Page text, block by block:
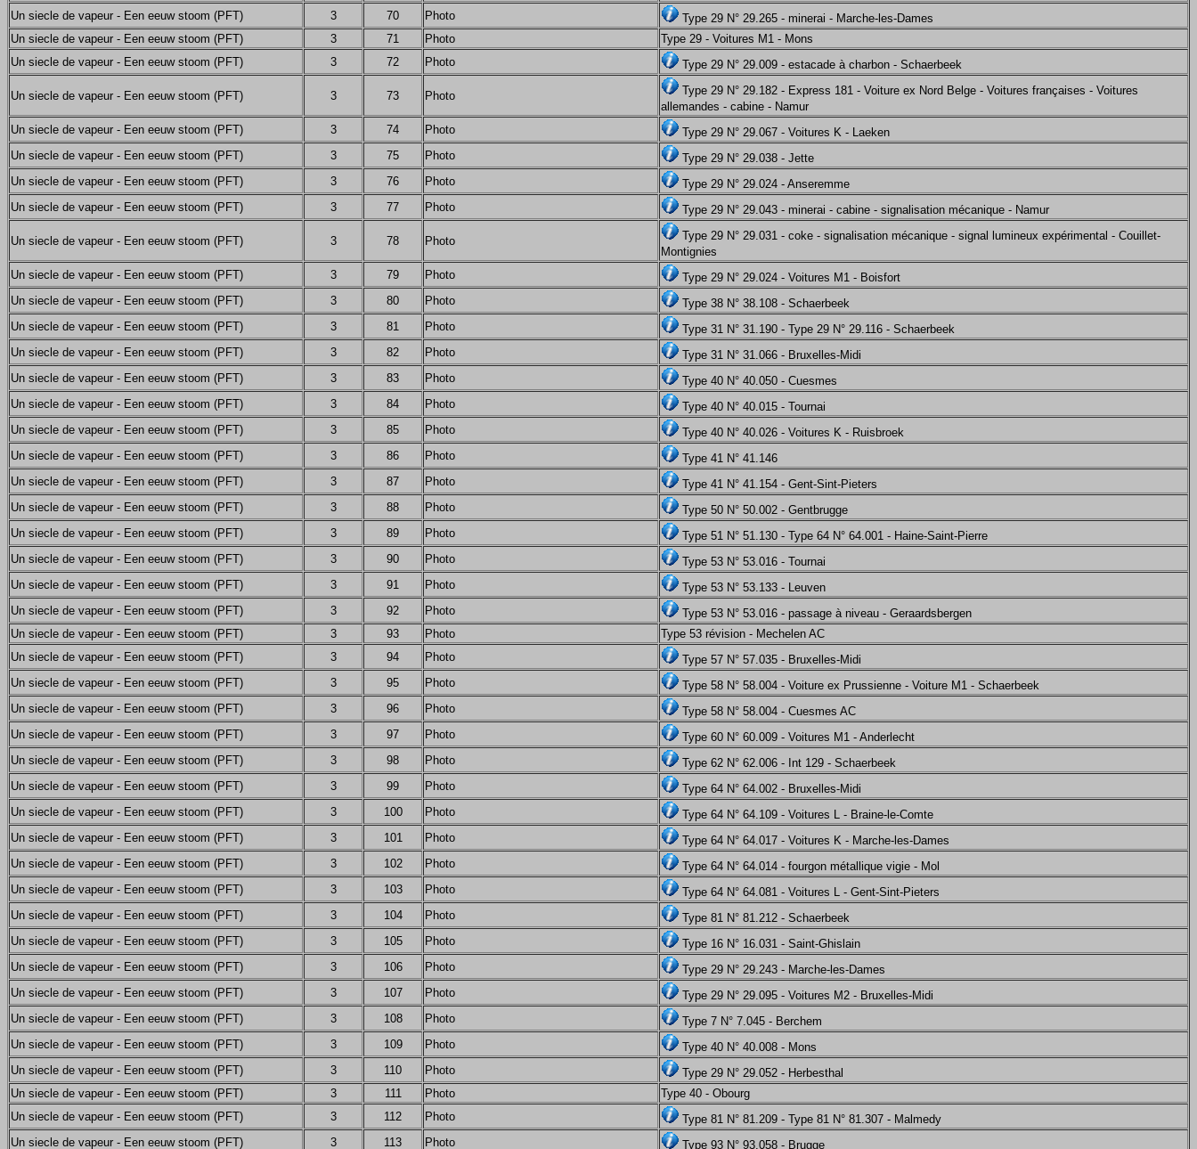
Un siecle de vapeur - Een eeuw stoom (PFT)
3 70 Photo
Type 29 N° 29.265 - minerai - Marche-les-Dames
Un siecle de vapeur - Een eeuw stoom (PFT)
3 71 Photo
Type 29 - Voitures M1 - Mons
Un siecle de vapeur - Een eeuw stoom (PFT)
3 72 Photo Type 29 N° 29.009 - estacade à charbon - Schaerbeek
Un siecle de vapeur - Een eeuw stoom (PFT) 3 73 Photo
Type 29 N° 29.182 - Express 181 - Voiture ex Nord Belge - Voitures françaises - Voitures
allemandes - cabine - Namur
Un siecle de vapeur - Een eeuw stoom (PFT)
3 74 Photo
Type 29 N° 29.067 - Voitures K - Laeken
Un siecle de vapeur - Een eeuw stoom (PFT)
3 75 Photo
Type 29 N° 29.038 - Jette
Un siecle de vapeur - Een eeuw stoom (PFT)
3 76 Photo
Type 29 N° 29.024 - Anseremme
Un siecle de vapeur - Een eeuw stoom (PFT)
3 77 Photo Type 29 N° 29.043 - minerai - cabine - signalisation mécanique - Namur
Un siecle de vapeur - Een eeuw stoom (PFT) 3 78 Photo
Type 29 N° 29.031 - coke - signalisation mécanique - signal lumineux expérimental - Couillet-
Montignies
Un siecle de vapeur - Een eeuw stoom (PFT)
3 79 Photo
Type 29 N° 29.024 - Voitures M1 - Boisfort
Un siecle de vapeur - Een eeuw stoom (PFT)
3 80 Photo
Type 38 N° 38.108 - Schaerbeek
Un siecle de vapeur - Een eeuw stoom (PFT)
3 81 Photo
Type 31 N° 31.190 - Type 29 N° 29.116 - Schaerbeek
Un siecle de vapeur - Een eeuw stoom (PFT)
3 82 Photo
Type 31 N° 31.066 - Bruxelles-Midi
Un siecle de vapeur - Een eeuw stoom (PFT)
3 83 Photo
Type 40 N° 40.050 - Cuesmes
Un siecle de vapeur - Een eeuw stoom (PFT)
3 84 Photo
Type 40 N° 40.015 - Tournai
Un siecle de vapeur - Een eeuw stoom (PFT)
3 85 Photo
Type 40 N° 40.026 - Voitures K - Ruisbroek
Un siecle de vapeur - Een eeuw stoom (PFT)
3 86 Photo
Type 41 N° 41.146
Un siecle de vapeur - Een eeuw stoom (PFT)
3 87 Photo
Type 41 N° 41.154 - Gent-Sint-Pieters
Un siecle de vapeur - Een eeuw stoom (PFT)
3 88 Photo
Type 50 N° 50.002 - Gentbrugge
Un siecle de vapeur - Een eeuw stoom (PFT)
3 89 Photo
Type 51 N° 51.130 - Type 64 N° 64.001 - Haine-Saint-Pierre
Un siecle de vapeur - Een eeuw stoom (PFT)
3 90 Photo
Type 53 N° 53.016 - Tournai
Un siecle de vapeur - Een eeuw stoom (PFT)
3 91 Photo
Type 53 N° 53.133 - Leuven
Un siecle de vapeur - Een eeuw stoom (PFT)
3 92 Photo
Type 53 N° 53.016 - passage à niveau - Geraardsbergen
Un siecle de vapeur - Een eeuw stoom (PFT)
3 93 Photo
Type 53 révision - Mechelen AC
Un siecle de vapeur - Een eeuw stoom (PFT)
3 94 Photo
Type 57 N° 57.035 - Bruxelles-Midi
Un siecle de vapeur - Een eeuw stoom (PFT)
3 95 Photo
Type 58 N° 58.004 - Voiture ex Prussienne - Voiture M1 - Schaerbeek
Un siecle de vapeur - Een eeuw stoom (PFT)
3 96 Photo
Type 58 N° 58.004 - Cuesmes AC
Un siecle de vapeur - Een eeuw stoom (PFT)
3 97 Photo
Type 60 N° 60.009 - Voitures M1 - Anderlecht
Un siecle de vapeur - Een eeuw stoom (PFT)
3 98 Photo
Type 62 N° 62.006 - Int 129 - Schaerbeek
Un siecle de vapeur - Een eeuw stoom (PFT)
3 99 Photo
Type 64 N° 64.002 - Bruxelles-Midi
Un siecle de vapeur - Een eeuw stoom (PFT)
3 100 Photo
Type 64 N° 64.109 - Voitures L - Braine-le-Comte
Un siecle de vapeur - Een eeuw stoom (PFT)
3 101 Photo
Type 64 N° 64.017 - Voitures K - Marche-les-Dames
Un siecle de vapeur - Een eeuw stoom (PFT)
3 102 Photo
Type 64 N° 64.014 - fourgon métallique vigie - Mol
Un siecle de vapeur - Een eeuw stoom (PFT)
3 103 Photo
Type 64 N° 64.081 - Voitures L - Gent-Sint-Pieters
Un siecle de vapeur - Een eeuw stoom (PFT)
3 104 Photo
Type 81 N° 81.212 - Schaerbeek
Un siecle de vapeur - Een eeuw stoom (PFT)
3 105 Photo
Type 16 N° 16.031 - Saint-Ghislain
Un siecle de vapeur - Een eeuw stoom (PFT)
3 106 Photo
Type 29 N° 29.243 - Marche-les-Dames
Un siecle de vapeur - Een eeuw stoom (PFT)
3 107 Photo
Type 29 N° 29.095 - Voitures M2 - Bruxelles-Midi
Un siecle de vapeur - Een eeuw stoom (PFT)
3 108 Photo
Type 7 N° 7.045 - Berchem
Un siecle de vapeur - Een eeuw stoom (PFT)
3 109 Photo
Type 40 N° 40.008 - Mons
Un siecle de vapeur - Een eeuw stoom (PFT)
3 110 Photo
Type 29 N° 29.052 - Herbesthal
Un siecle de vapeur - Een eeuw stoom (PFT)
3 111 Photo
Type 40 - Obourg
Un siecle de vapeur - Een eeuw stoom (PFT)
3 112 Photo
Type 81 N° 81.209 - Type 81 N° 81.307 - Malmedy
Un siecle de vapeur - Een eeuw stoom (PFT)
3 113 Photo Type 93 N° 93.058 - Brugge